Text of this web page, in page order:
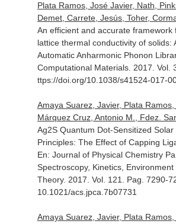
Plata Ramos, José Javier, Nath,
Demet, Carrete, Jesús, Toher,
An efficient and accurate framework
lattice thermal conductivity of solids:
Automatic Anharmonic Phonon
Computational Materials. 2017. Vol.
ttps://doi.org/10.1038/s41524-017-
Amaya Suarez, Javier, Plata Ramos,
Márquez Cruz, Antonio M., Fdez.
Ag2S Quantum Dot-Sensitized
Principles: The Effect of Capping
En: Journal of Physical Chemistry
Spectroscopy, Kinetics,
Theory. 2017. Vol. 121. Pag. 7290-
10.1021/acs.jpca.7b07731
Amaya Suarez, Javier, Plata Ramos,